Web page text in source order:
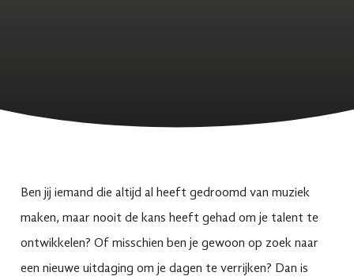
Ben jij iemand die altijd al heeft gedroomd van muziek
maken, maar nooit de kans heeft gehad om je talent te
ontwikkelen? Of misschien ben je gewoon op zoek naar
een nieuwe uitdaging om je dagen te verrijken? Dan is